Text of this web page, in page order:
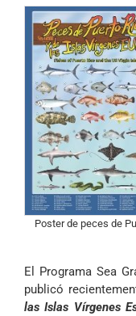
Poster de peces de
El Programa Sea
publicó
las Islas Vírgenes